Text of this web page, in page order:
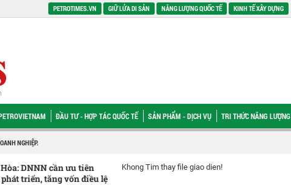
PETROTIMES.VN GIỮ LỬA DI SẢN NĂNG LƯỢNG QUỐC TẾ KINH TẾ XÂY DỰNG
ĐẦU TƯ - HỢP TÁC QUỐC TẾ SẢN PHẨM - DỊCH VỤ TRI THỨC NĂNG LƯỢNG
NGHIỆP.
DNNN cần ưu tiên
triển, tăng vốn điều lệ
Khong Tim thay file giao dien!